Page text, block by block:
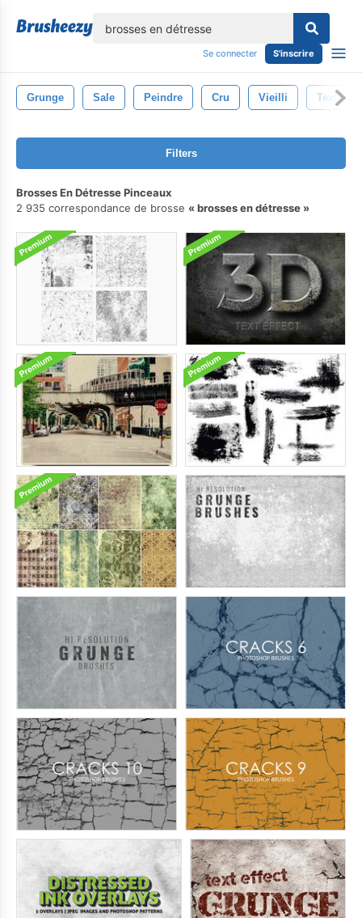
Se connecter S'inscrire
Grunge Sale Peindre Cru Vieilli Texture
Filters
Brosses En Détresse Pinceaux
2 935 correspondance de brosse
brosses en détresse